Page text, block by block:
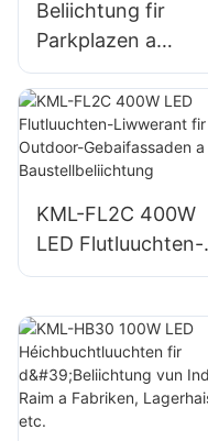
Beliichtung fir
Parkplazen a
Lagerhaiser am
Fräien KML-FL2C
200W LED
Flutluuchten
KML-FL2C 400W
LED Flutluuchten-
Liwwerant fir
Gebaifassaden a
Baustellbeliichtung